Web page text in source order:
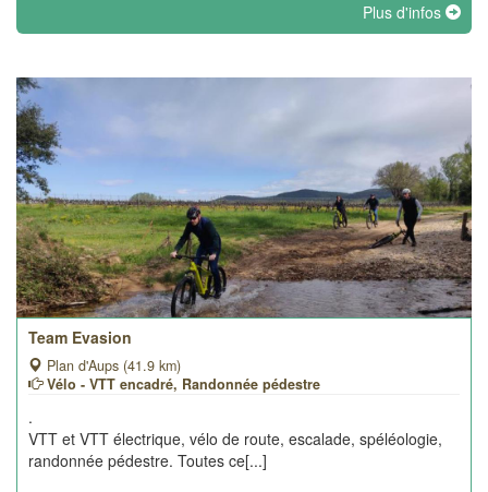
Plus d'infos
Team Evasion
Plan d'Aups (41.9 km)
Vélo - VTT encadré, Randonnée pédestre
.
VTT et VTT électrique, vélo de route, escalade, spéléologie,
randonnée pédestre. Toutes ce[...]